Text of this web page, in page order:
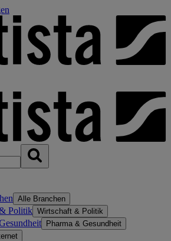
Alle Branchen
Politik Wirtschaft & Politik
Pharma & Gesundheit